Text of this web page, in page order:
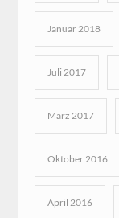
Januar 2018
Juli 2017
März 2017
Oktober 2016
April 2016